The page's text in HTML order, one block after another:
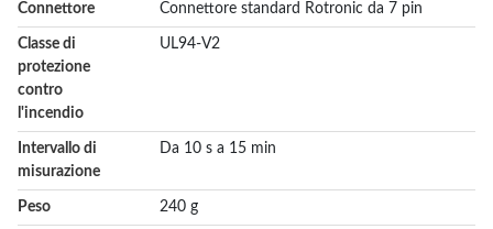
Connettore Connettore standard Rotronic da 7 pin
Classe di
protezione
contro
l'incendio
UL94-V2
Intervallo di
misurazione
Da 10 s a 15 min
Peso 240 g